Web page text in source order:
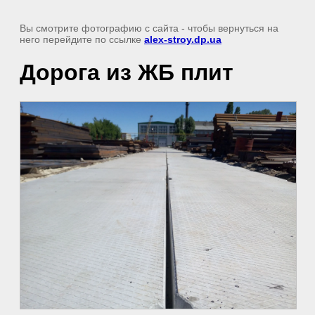
Вы смотрите фотографию с сайта - чтобы вернуться на
него перейдите по ссылке alex-stroy.dp.ua
Дорога из ЖБ плит